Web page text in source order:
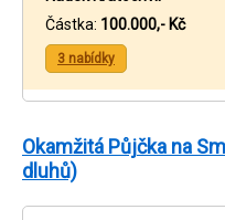
Částka: 100.000,- Kč
3 nabídky
Okamžitá Půjčka na
dluhů)